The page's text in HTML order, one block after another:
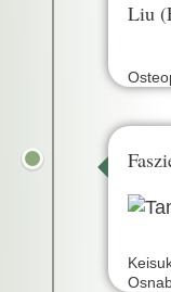
Liu